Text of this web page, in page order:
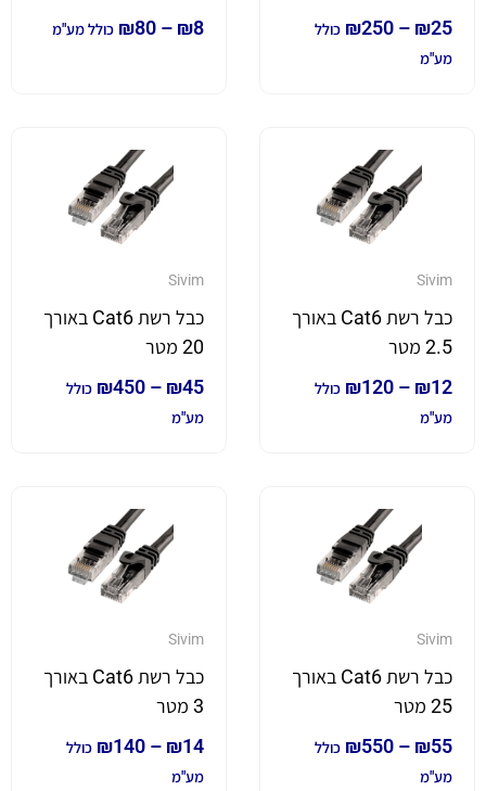
₪25
–
₪250
כולל
מע"מ
₪8
–
₪80 כולל מע"מ
Sivim
כבל רשת Cat6 באורך
2.5 מטר
₪12
–
₪120
כולל
מע"מ
Sivim
כבל רשת Cat6 באורך
20 מטר
₪45
–
₪450
כולל
מע"מ
Sivim
כבל רשת Cat6 באורך
25 מטר
₪55
–
₪550
כולל
מע"מ
Sivim
כבל רשת Cat6 באורך
3 מטר
₪14
–
₪140
כולל
מע"מ